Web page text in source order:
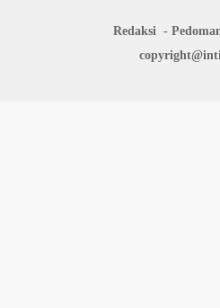
Redaksi